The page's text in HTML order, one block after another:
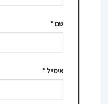
שם *
אימייל*